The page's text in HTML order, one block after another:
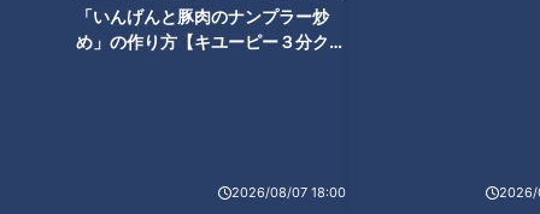
「いんげんと豚肉のナンプラー炒
め」の作り方【キユーピー３分クッ
2026/08/07 18:00 2026/